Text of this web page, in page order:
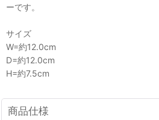
ーです。
サイズ
W=約12.0cm
D=約12.0cm
H=約7.5cm
商品仕様